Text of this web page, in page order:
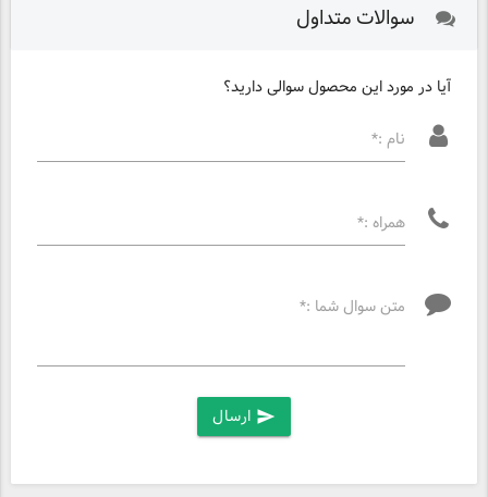
سوالات متداول
آیا در مورد این محصول سوالی دارید؟
نام :*
همراه :*
متن سوال شما :*
send